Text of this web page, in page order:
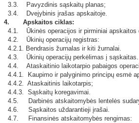
3.3. Pavyzdinis sąskaitų planas;
3.4. Dvejybinis įrašas apskaitoje.
4. Apskaitos ciklas:
4.1. Ūkinės operacijos ir pirminiai apskaitos
4.2. Ūkinių operacijų registras:
4.2.1. Bendrasis žurnalas ir kiti žurnalai.
4.3. Ūkinių operacijų perkėlimas į sąskaitas.
4.4. Ataskaitinio laikotarpio pabaigos
4.4.1. Kaupimo ir palyginimo principų esmė
4.4.2. Ataskaitinis laikotarpis;
4.4.3. Sąskaitų koregavimai.
4.5. Darbinės atskaitomybės lentelės
4.6. Sąskaitos uždarantieji įrašai.
4.7. Finansinės atskaitomybės rengimas: